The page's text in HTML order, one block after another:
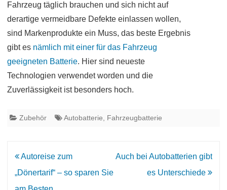
Fahrzeug täglich brauchen und sich nicht auf
derartige vermeidbare Defekte einlassen wollen,
sind Markenprodukte ein Muss, das beste Ergebnis
gibt es nämlich mit einer für das Fahrzeug
geeigneten Batterie. Hier sind neueste
Technologien verwendet worden und die
Zuverlässigkeit ist besonders hoch.
Zubehör Autobatterie Fahrzeugbatterie
Beitrags-
Navigation
Autoreise zum
„Dönertarif“ – so sparen Sie
Auch bei Autobatterien gibt
es Unterschiede